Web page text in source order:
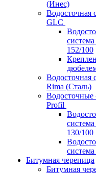
(Инес)
Водосточная
GLC
152/100
Водосточная
Rima (Сталь)
Водосточные
Profil
130/100
Битумная черепица
Битумная